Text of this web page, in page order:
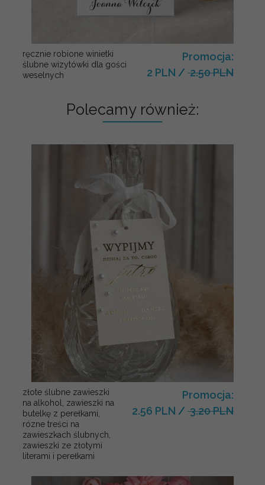
ręcznie robione winietki
ślubne wizytówki dla gości
weselnych
Promocja:
2 PLN / 2.50 PLN
Polecamy również:
złote ślubne zawieszki
na alkohol, zawieszki na
butelkę z perełkami,
rózne treści na
zawieszkach ślubnych,
zawieszki ze złotymi
literami i perełkami
Promocja:
2.56 PLN / 3.20 PLN